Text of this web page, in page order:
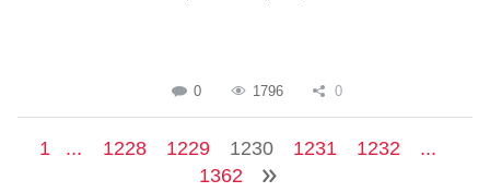
0 1796 0
1 ... 1228 1229 1230 1231 1232
...
1362